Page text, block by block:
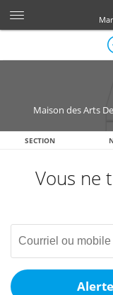
Maison des Arts
SECTION
Vous ne